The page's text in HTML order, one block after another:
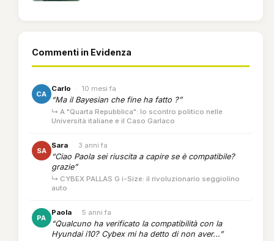
Commenti in Evidenza
CA
Carlo · 10 mesi fa
“Ma il Bayesian che fine ha fatto ?”
↳ A "Quarta Repubblica": lo scontro politico nelle
Università italiane e il Caso Garlaco
SA
Sara · 3 anni fa
“Ciao Paola sei riuscita a capire se è compatibile?
grazie”
↳ CYBEX PALLAS G i-Size: il rivoluzionario seggiolino
auto
PA
Paola · 5 anni fa
“Qualcuno ha verificato la compatibilità con la
Hyundai i10? Cybex mi ha detto di non aver...”